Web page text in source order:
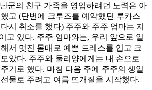
군의 친구 가족을 영입하려던 노력은 아
고 (단번에 크루즈를 예약했던 루카스
시 취소를 했다) 주주와 주주 엄마는 지
고 있다. 주주 엄마와는, 우리 앞으로 일
서 멋진 몸매로 예쁜 드레스를 입고 크
았다. 주주와 둘리양에게는 내 손으로
기로 했다. 마침 다음 주에 주주의 생일
물로 주려고 여름 뜨개질을 시작했다.